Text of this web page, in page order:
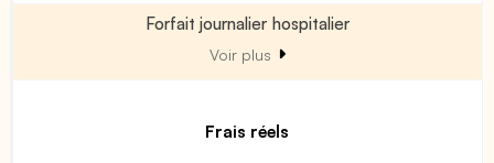
Forfait journalier hospitalier
Voir plus
Frais réels